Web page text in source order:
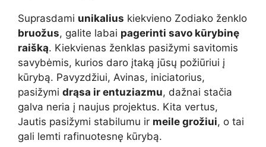
Suprasdami unikalius kiekvieno Zodiako ženklo
bruožus, galite labai pagerinti savo kūrybinę
raišką. Kiekvienas ženklas pasižymi savitomis
savybėmis, kurios daro įtaką jūsų požiūriui į
kūrybą. Pavyzdžiui, Avinas, iniciatorius,
pasižymi drąsa ir entuziazmu, dažnai stačia
galva neria į naujus projektus. Kita vertus,
Jautis pasižymi stabilumu ir meile grožiui, o tai
gali lemti rafinuotesnę kūrybą.